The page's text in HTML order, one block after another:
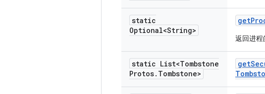
static
Optional<String>
get
返回进程
static List<Tombstone
Protos. Tombstone>
get